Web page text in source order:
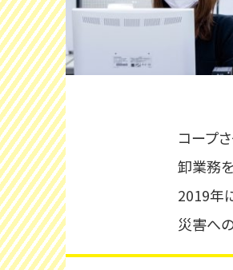
コープ
卸業務
2019年
災害へ